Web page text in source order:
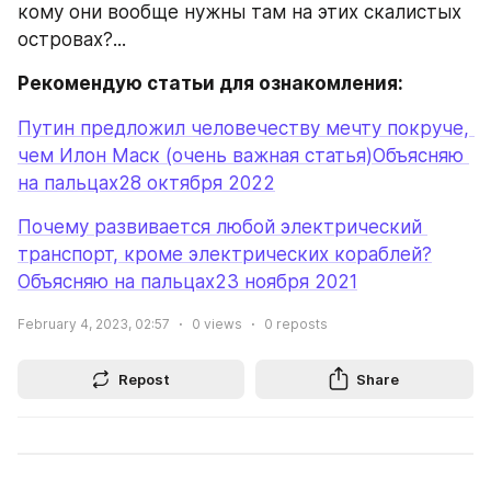
кому они вообще нужны там на этих скалистых
островах?...
Рекомендую статьи для ознакомления:
Путин предложил человечеству мечту покруче,
чем Илон Маск (очень важная статья)Объясняю
на пальцах28 октября 2022
Почему развивается любой электрический
транспорт, кроме электрических кораблей?
Объясняю на пальцах23 ноября 2021
February 4, 2023, 02:57 0 views 0 reposts
Repost Share